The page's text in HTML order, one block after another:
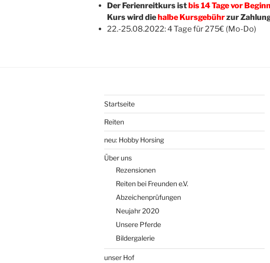
Der Ferienreitkurs istbis 14 Tage vor
Kurs wird diehalbe Kursgebührzur
22.-25.08.2022: 4 Tage für 275€ (Mo-Do)
Startseite
Reiten
neu: Hobby Horsing
Über uns
Rezensionen
Reiten bei Freunden e.V.
Abzeichenprüfungen
Neujahr 2020
Unsere Pferde
Bildergalerie
unser Hof